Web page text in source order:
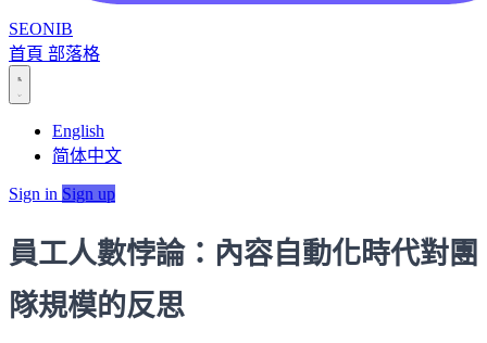
SEONIB
首頁 部落格
English
简体中文
Sign in Sign up
員工人數悖論：內容自動化時代對團
隊規模的反思